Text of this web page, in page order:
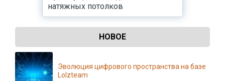
натяжных потолков
НОВОЕ
Эволюция цифрового пространства на базе
Lolzteam